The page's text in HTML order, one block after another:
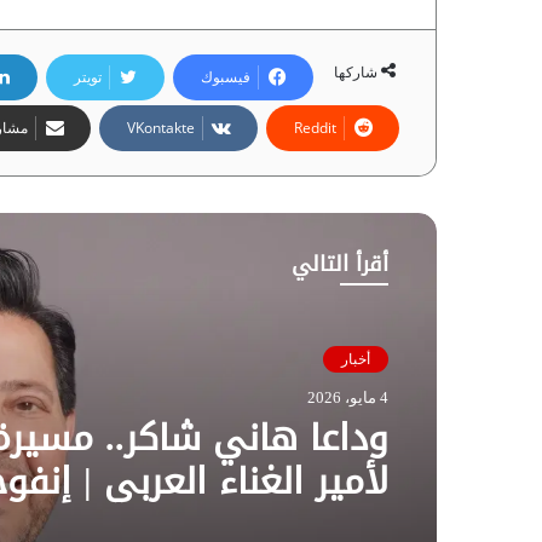
شاركها فيسبوك تويتر
أقرأ التالي
أخبار
4 مايو، 2026
وداعا هاني شاكر..
لأمير الغناء العربي |